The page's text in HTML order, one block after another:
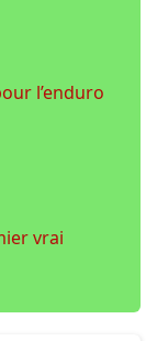
l’enduro
vrai